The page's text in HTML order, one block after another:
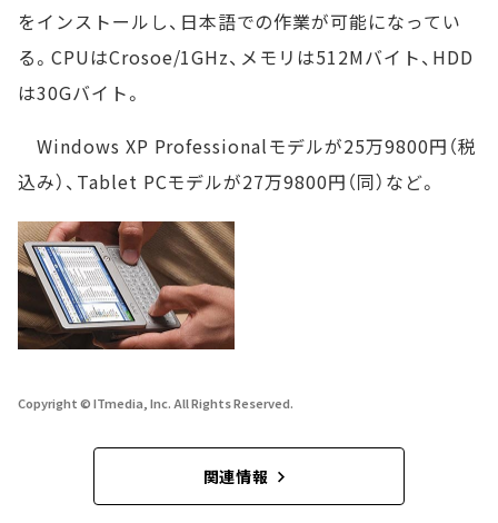
をインストールし、日本語での作業が可能になってい
る。CPUはCrosoe/1GHz、メモリは512Mバイト、HDD
は30Gバイト。
Windows XP Professionalモデルが25万9800円（税
込み）、Tablet PCモデルが27万9800円（同）など。
Copyright © ITmedia, Inc. All Rights Reserved.
関連情報